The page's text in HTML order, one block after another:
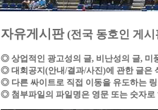
자유게시판(전국 동호인 게시
◎ 상업적인 광고성의 글, 비난성의 글, 미
◎ 대회공지(안내/결과/사진)에 관한 글은
◎ 다른 싸이트로 직접 이동을 유도하는
◎ 첨부파일의 파일명은 영문 또는 숫자로